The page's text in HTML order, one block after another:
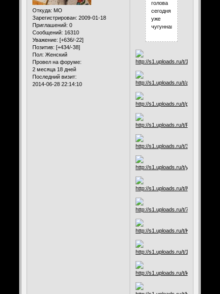
Откуда: МО
Зарегистрирован: 2009-01-18
Приглашений: 0
Сообщений: 16310
Уважение: [+636/-22]
Позитив: [+434/-38]
Пол: Женский
Провел на форуме:
2 месяца 18 дней
Последний визит:
2014-06-28 22:14:10
голова
сегодня
уже
чугунная)